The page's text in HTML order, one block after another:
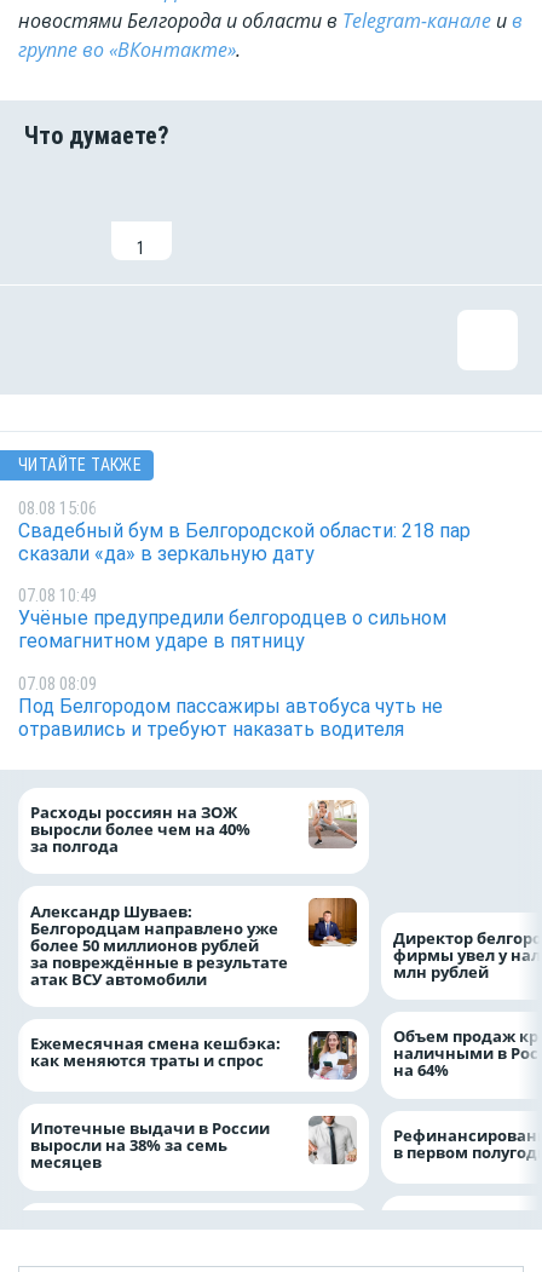
новостями Белгорода и области в Telegram-канале ив
группе во «ВКонтакте».
1
ЧИТАЙТЕ ТАКЖЕ
08.08 15:06
Свадебный бум в Белгородской области: 218 пар
сказали «да» в зеркальную дату
07.08 10:49
Учёные предупредили белгородцев о сильном
геомагнитном ударе в пятницу
07.08 08:09
Под Белгородом пассажиры автобуса чуть не
отравились и требуют наказать водителя
Расходы россиян на ЗОЖ
выросли более чем на 40%
за полгода
Александр Шуваев:
Белгородцам направлено уже
более 50 миллионов рублей
за повреждённые в результате
атак ВСУ автомобили
Ежемесячная смена кешбэка:
как меняются траты и спрос
Ипотечные выдачи в России
выросли на 38% за семь
месяцев
Директор
фирмы увел у
млн рублей
Объем продаж
наличными в
на 64%
в первом